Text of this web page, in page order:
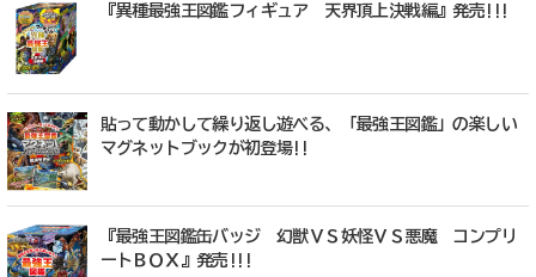
『異種最強王図鑑フィギュア 天界頂上決戦編』発売!!!
貼って動かして繰り返し遊べる、「最強王図鑑」の楽しい
マグネットブックが初登場!!
『最強王図鑑缶バッジ 幻獣ＶＳ妖怪ＶＳ悪魔 コンプリ
ートＢＯＸ』発売!!!